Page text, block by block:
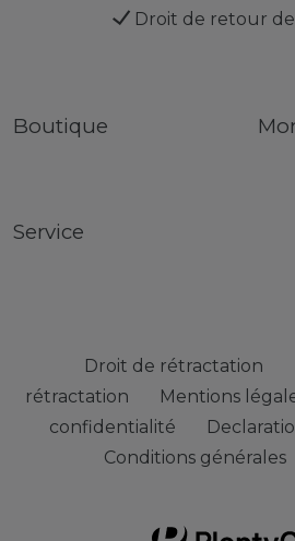
Droit de retour de
Boutique
Service
Droit de rétractation
rétractation
Mentions
confidentialité
Conditions générales